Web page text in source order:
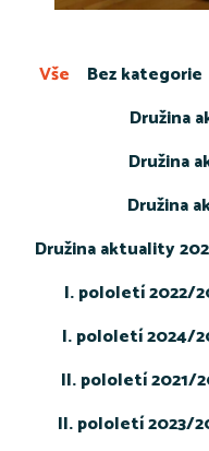
Bez kategorie
Družina
Družina
Družina
Družina aktuality
I. pololetí 2022/
I. pololetí 2024/
II. pololetí 2021/
II. pololetí 2023/
Vše